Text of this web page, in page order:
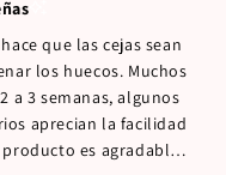
que las cejas sean
los huecos. Muchos
a 3 semanas, algunos
aprecian la facilidad
es agradable